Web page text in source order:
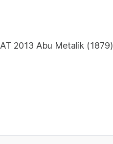
2013 Abu Metalik (1879)